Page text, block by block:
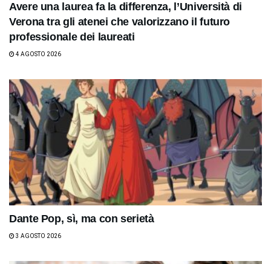
Avere una laurea fa la differenza, l’Università di
Verona tra gli atenei che valorizzano il futuro
professionale dei laureati
4 AGOSTO 2026
Dante Pop, sì, ma con serietà
3 AGOSTO 2026